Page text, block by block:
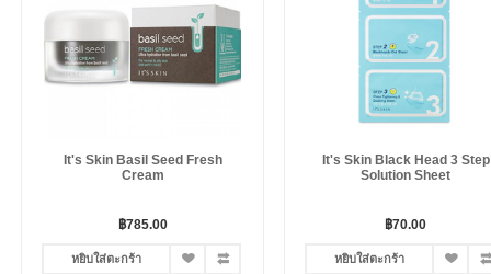
It's Skin Basil Seed Fresh
Cream
฿785.00
หยิบใส่ตะกร้า
It's Skin Black Head 3 Step
Solution Sheet
฿70.00
หยิบใส่ตะกร้า